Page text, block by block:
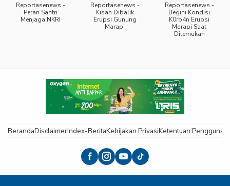
Reportasenews -
Peran Santri
Menjaga NKRI
Reportasenews -
Kisah Dibalik
Erupsi Gunung
Marapi
Reportasenews -
Begini Kondisi
K0rb4n Erupsi
Marapi Saat
Ditemukan
BerandaDisclaimerIndex-BeritaKebijakan PrivasiKetentuan Pengguna